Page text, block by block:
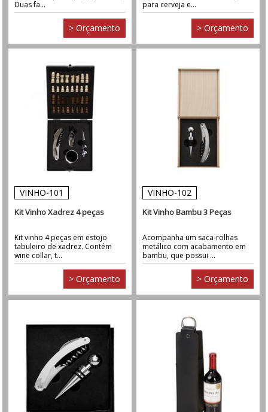
Duas fa...
> Orçamento
para cerveja e...
> Orçamento
VINHO-101
Kit Vinho Xadrez 4 peças
Kit vinho 4 peças em estojo
tabuleiro de xadrez. Contém
wine collar, t...
> Orçamento
VINHO-102
Kit Vinho Bambu 3 Peças
Acompanha um saca-rolhas
metálico com acabamento em
bambu, que possui ...
> Orçamento